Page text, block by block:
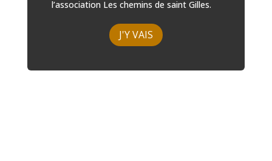
l’association Les chemins de saint Gilles.
J'Y VAIS